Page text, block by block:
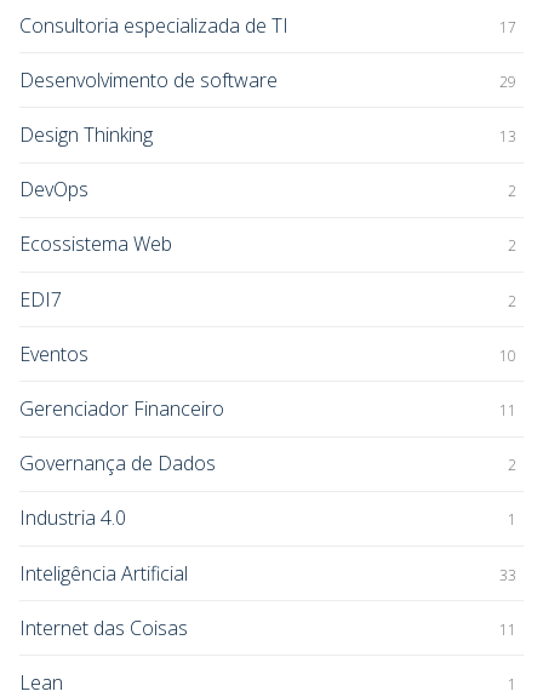
Consultoria especializada de TI 17
Desenvolvimento de software 29
Design Thinking 13
DevOps 2
Ecossistema Web 2
EDI7 2
Eventos 10
Gerenciador Financeiro 11
Governança de Dados 2
Industria 4.0 1
Inteligência Artificial 33
Internet das Coisas 11
Lean 1